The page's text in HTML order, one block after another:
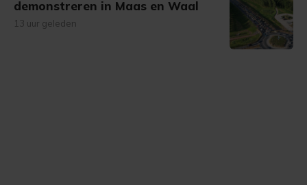
demonstreren in Maas en Waal
13 uur geleden